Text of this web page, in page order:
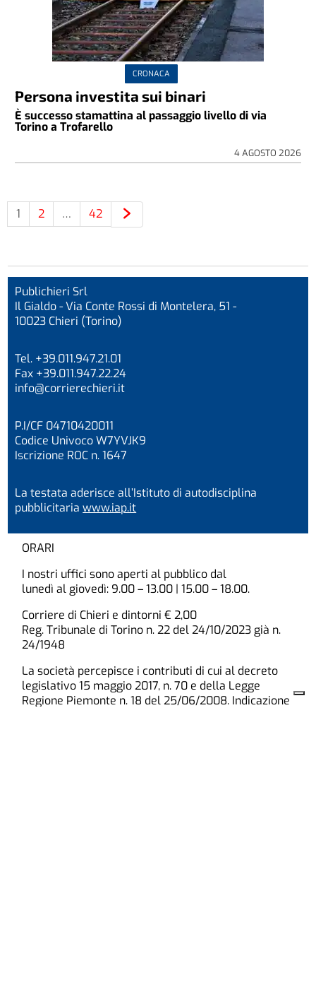
CRONACA
Persona investita sui binari
È successo stamattina al passaggio livello di via
Torino a Trofarello
4 AGOSTO 2026
1 2 … 42
Publichieri Srl
Il Gialdo - Via Conte Rossi di Montelera, 51 -
10023 Chieri (Torino)
Tel. +39.011.947.21.01
Fax +39.011.947.22.24
info@corrierechieri.it
P.I/CF 04710420011
Codice Univoco W7YVJK9
Iscrizione ROC n. 1647
La testata aderisce all’Istituto di autodisciplina
pubblicitariawww.iap.it
ORARI
I nostri uffici sono aperti al pubblico dal
lunedì al giovedì: 9.00 – 13.00 | 15.00 – 18.00.
Corriere di Chieri e dintorni € 2,00
Reg. Tribunale di Torino n. 22 del 24/10/2023 già n.
24/1948
La società percepisce i contributi di cui al decreto
legislativo 15 maggio 2017, n. 70 e della Legge
Regione Piemonte n. 18 del 25/06/2008. Indicazione